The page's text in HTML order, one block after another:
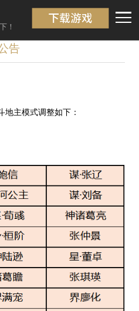
！
告
地主模式调整如下：